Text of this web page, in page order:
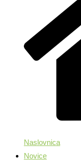
Naslovnica
Novice